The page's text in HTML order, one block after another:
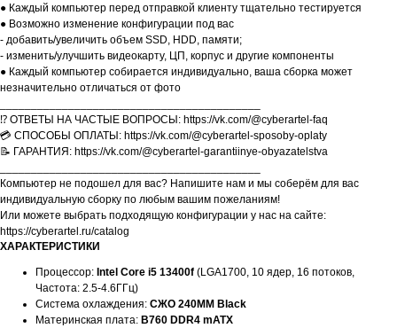
● Каждый компьютер перед отправкой клиенту тщательно тестируется
● Возможно изменение конфигурации под вас
- добавить/увеличить объем SSD, HDD, памяти;
- изменить/улучшить видеокарту, ЦП, корпус и другие компоненты
● Каждый компьютер собирается индивидуально, ваша сборка может
незначительно отличаться от фото
⁉️ ОТВЕТЫ НА ЧАСТЫЕ ВОПРОСЫ: https://vk.com/@cyberartel-faq
💳 СПОСОБЫ ОПЛАТЫ: https://vk.com/@cyberartel-sposoby-oplaty
📝 ГАРАНТИЯ: https://vk.com/@cyberartel-garantiinye-obyazatelstva
Компьютер не подошел для вас? Напишите нам и мы соберём для вас
индивидуальную сборку по любым вашим пожеланиям!
Или можете выбрать подходящую конфигурации у нас на сайте:
https://cyberartel.ru/catalog
ХАРАКТЕРИСТИКИ
Процессор: Intel Core i5 13400f (LGA1700, 10 ядер, 16 потоков,
Частота: 2.5-4.6ГГц)
Система охлаждения: СЖО 240ММ Black
Материнская плата: B760 DDR4 mATX